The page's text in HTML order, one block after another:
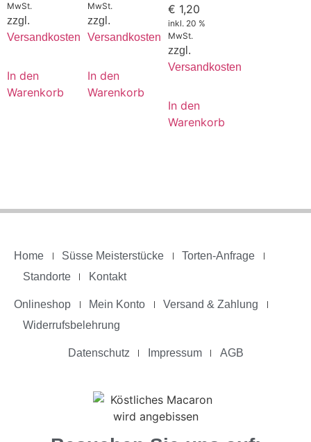
MwSt.
zzgl.
Versandkosten
In den
Warenkorb
MwSt.
zzgl.
Versandkosten
In den
Warenkorb
€ 1,20
inkl. 20 %
MwSt.
zzgl.
Versandkosten
In den
Warenkorb
Home Süsse Meisterstücke
Torten-Anfrage
Standorte
Kontakt
Onlineshop Mein Konto
Versand & Zahlung
Widerrufsbelehrung
Datenschutz Impressum AGB